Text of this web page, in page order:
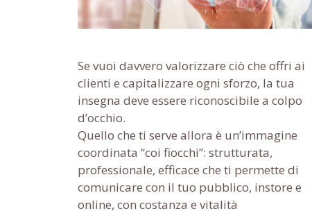
Se vuoi davvero valorizzare ciò che offri ai
clienti e capitalizzare ogni sforzo, la tua
insegna deve essere riconoscibile a colpo
d’occhio.
Quello che ti serve allora è un’immagine
coordinata “coi fiocchi”: strutturata,
professionale, efficace che ti permette di
comunicare con il tuo pubblico, instore e
online, con costanza e vitalità